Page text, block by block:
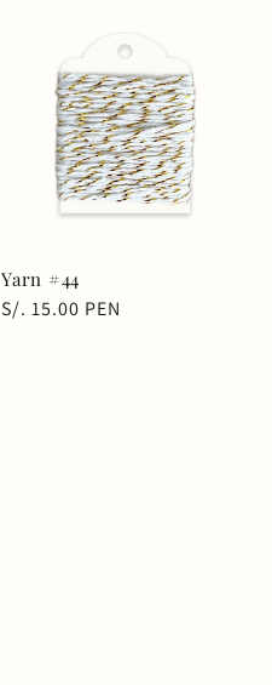
Yarn #44
Precio
S/. 15.00 PEN